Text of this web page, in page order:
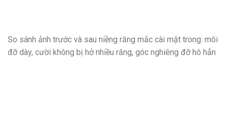
So sánh ảnh trước và sau niềng răng mắc cài mặt trong: môi
đỡ dày, cười không bị hở nhiều răng, góc nghiêng đỡ hô hẳn